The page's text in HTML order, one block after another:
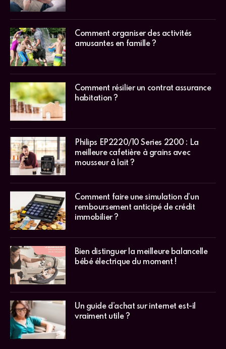
Comment organiser des activités
amusantes en famille ?
Comment résilier un contrat assurance
habitation ?
Philips EP2220/10 Series 2200 : La
meilleure cafetière à grains avec
mousseur à lait ?
Comment faire une simulation d’un
remboursement anticipé de crédit
immobilier ?
Bien distinguer la meilleure balancelle
bébé électrique du moment !
Un guide d’achat sur internet est-il
vraiment utile ?